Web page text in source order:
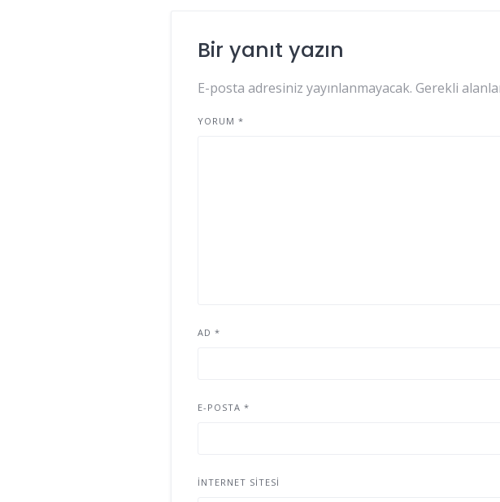
Bir yanıt yazın
E-posta adresiniz yayınlanmayacak. Gerekli
YORUM *
AD *
E-POSTA *
İNTERNET SITESI